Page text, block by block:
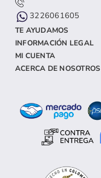
3226061605
TE AYUDAMOS
INFORMACIÓN LEGAL
MI CUENTA
ACERCA DE NOSOTROS